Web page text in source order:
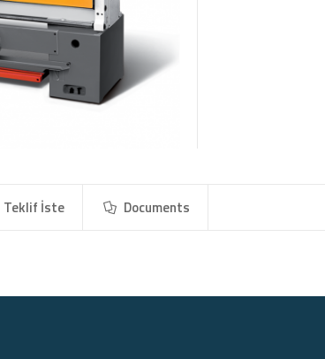
Teklif İste Documents